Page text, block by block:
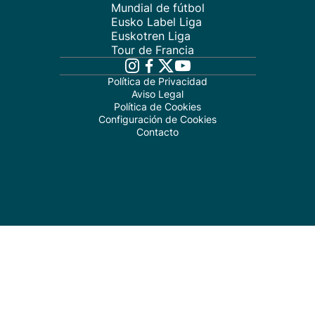
Mundial de fútbol
Eusko Label Liga
Euskotren Liga
Tour de Francia
Política de Privacidad
Aviso Legal
Política de Cookies
Configuración de Cookies
Contacto